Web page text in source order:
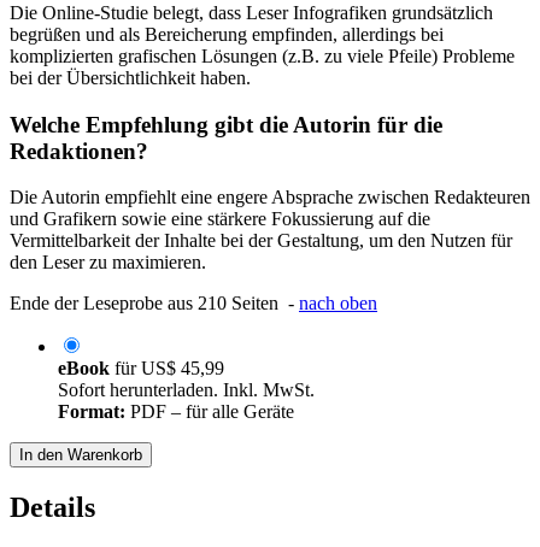
Die Online-Studie belegt, dass Leser Infografiken grundsätzlich
begrüßen und als Bereicherung empfinden, allerdings bei
komplizierten grafischen Lösungen (z.B. zu viele Pfeile) Probleme
bei der Übersichtlichkeit haben.
Welche Empfehlung gibt die Autorin für die
Redaktionen?
Die Autorin empfiehlt eine engere Absprache zwischen Redakteuren
und Grafikern sowie eine stärkere Fokussierung auf die
Vermittelbarkeit der Inhalte bei der Gestaltung, um den Nutzen für
den Leser zu maximieren.
Ende der Leseprobe aus 210 Seiten - nach oben
eBook fürUS$ 45,99
Sofort herunterladen. Inkl. MwSt.
Format: PDF – für alle Geräte
In den Warenkorb
Details